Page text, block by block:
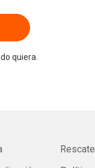
quiera.